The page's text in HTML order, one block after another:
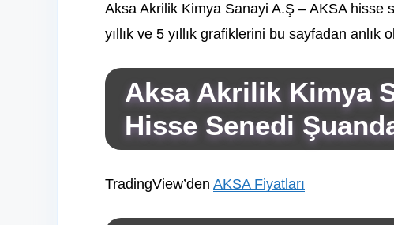
Aksa Akrilik Kimya Sanayi A.Ş – AKSA hisse
yıllık ve 5 yıllık grafiklerini bu sayfadan anlık
Aksa Akrilik Kimya
Hisse Senedi
TradingView’den AKSA Fiyatları